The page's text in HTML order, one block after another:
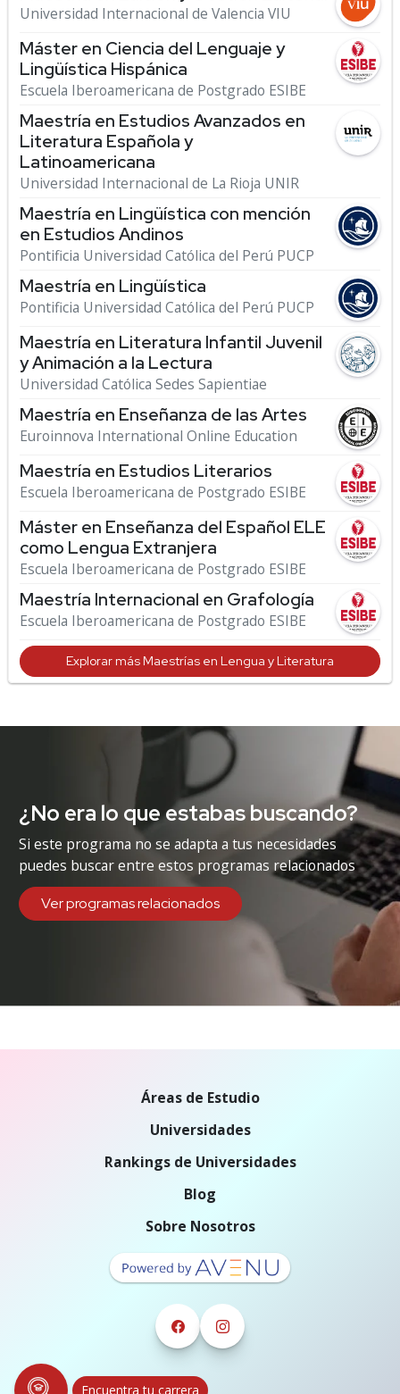
Universidad Internacional de Valencia VIU
Máster en Ciencia del Lenguaje y
Lingüística Hispánica
Escuela Iberoamericana de Postgrado ESIBE
Maestría en Estudios Avanzados en
Literatura Española y
Latinoamericana
Universidad Internacional de La Rioja UNIR
Maestría en Lingüística con mención
en Estudios Andinos
Pontificia Universidad Católica del Perú PUCP
Maestría en Lingüística
Pontificia Universidad Católica del Perú PUCP
Maestría en Literatura Infantil Juvenil
y Animación a la Lectura
Universidad Católica Sedes Sapientiae
Maestría en Enseñanza de las Artes
Euroinnova International Online Education
Maestría en Estudios Literarios
Escuela Iberoamericana de Postgrado ESIBE
Máster en Enseñanza del Español ELE
como Lengua Extranjera
Escuela Iberoamericana de Postgrado ESIBE
Maestría Internacional en Grafología
Escuela Iberoamericana de Postgrado ESIBE
Explorar más Maestrías en Lengua y Literatura
¿No era lo que estabas buscando?
Si este programa no se adapta a tus necesidades
puedes buscar entre estos programas relacionados
Ver programas relacionados
Encuentra tu carrera
Áreas de Estudio
Universidades
Rankings de Universidades
Blog
Sobre Nosotros